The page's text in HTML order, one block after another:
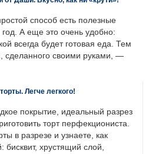
способ есть полезные
А еще это очень удобно:
всегда будет готовая еда. Тем
сделанного своими руками, —
Легче легкого!
покрытие, идеальный разрез
торт перфекциониста.
в разрезе и узнаете, как
бисквит, хрустящий слой,